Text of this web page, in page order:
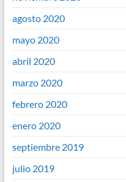
agosto 2020
mayo 2020
abril 2020
marzo 2020
febrero 2020
enero 2020
septiembre 2019
julio 2019